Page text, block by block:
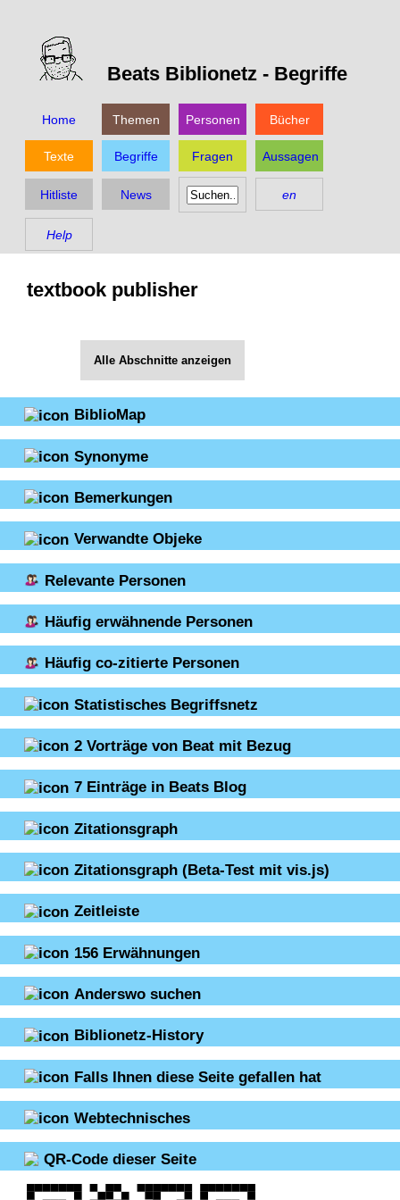
Beats Biblionetz - Begriffe
Home Themen Personen Bücher
Texte Begriffe Fragen Aussagen
Hitliste News en
Help
textbook publisher
Alle Abschnitte anzeigen
BiblioMap
Synonyme
Bemerkungen
Verwandte Objeke
Relevante Personen
Häufig erwähnende Personen
Häufig co-zitierte Personen
Statistisches Begriffsnetz
2 Vorträge von Beat mit Bezug
7 Einträge in Beats Blog
Zitationsgraph
Zitationsgraph (Beta-Test mit vis.js)
Zeitleiste
156 Erwähnungen
Anderswo suchen
Biblionetz-History
Falls Ihnen diese Seite gefallen hat
Webtechnisches
QR-Code dieser Seite